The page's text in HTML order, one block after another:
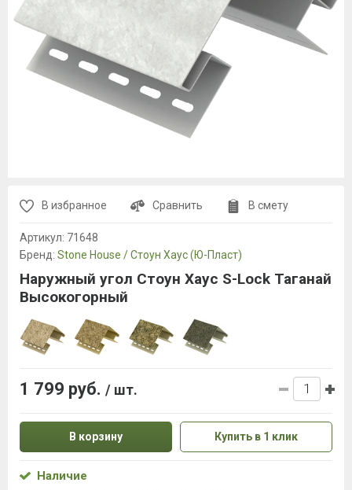
В избранное Сравнить В смету
Артикул: 71648
Бренд: Stone House / Стоун Хаус (Ю-Пласт)
Наружный угол Стоун Хаус S-Lock Таганай
Высокогорный
1 799 руб. / шт.
В корзину Купить в 1 клик
Наличие